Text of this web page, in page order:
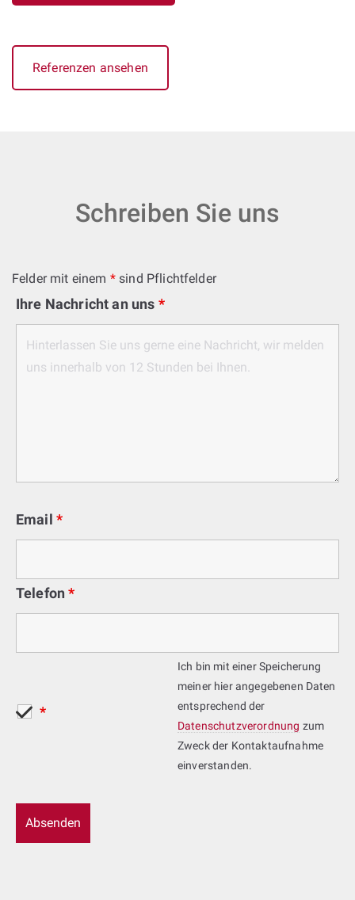
Referenzen ansehen
Schreiben Sie uns
Felder mit einem *sind Pflichtfelder
Ihre Nachricht an uns *
Email *
Telefon*
*
Ich bin mit einer Speicherung
meiner hier angegebenen Daten
entsprechend der
Datenschutzverordnung zum
Zweck der Kontaktaufnahme
einverstanden.